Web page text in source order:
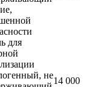
для
не
14 000